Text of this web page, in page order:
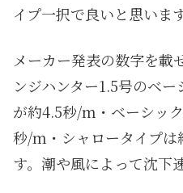
イプ一択で良いと思います
メーカー発表の数字を載
ンジハンター1.5号のベ
が約4.5秒/m・ベーシッ
秒/m・シャロータイプ
す。潮や風によって沈下